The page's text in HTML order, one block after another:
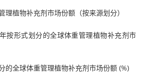
理植物补充剂市场份额（按来源划分）
按形式划分的全球体重管理植物补充剂市
的全球体重管理植物补充剂市场份额 (%)